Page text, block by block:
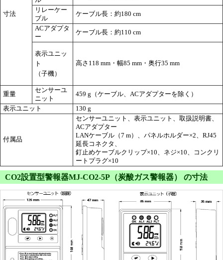
寸法
リレーケー
ブル
ケーブル長：約180 cm
ACアダプタ
ー
ケーブル長：約110 cm
表示ユニッ
ト
（子機）
高さ118 mm・幅85 mm・奥行35 mm
重量
センサーユ
ニット
459 g（ケーブル、ACアダプターを除く）
表示ユニット 130 g
付属品
センサーユニット、表示ユニット、取扱説明書、
ACアダプター
LANケーブル（7 m）、パネルホルダー×2、RJ45
延長コネクタ、
釘止めケーブルクリップ×10、ネジ×10、コンクリ
ートプラグ×10
CO2設置型警報器MJ-CO2-5P（炭酸ガス警報器） の寸法